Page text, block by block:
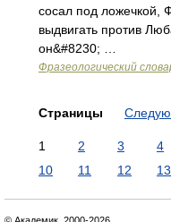
сосал под ложечкой,
выдвигать против
он&#8230; …
Фразеологический
Страницы
1 2 3 4
10
11 12 13